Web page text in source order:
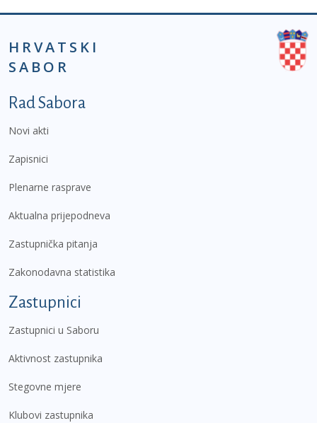
HRVATSKI
SABOR
Podnožje prvi izbornik
Rad Sabora
Novi akti
Zapisnici
Plenarne rasprave
Aktualna prijepodneva
Zastupnička pitanja
Zakonodavna statistika
Zastupnici
Zastupnici u Saboru
Aktivnost zastupnika
Stegovne mjere
Klubovi zastupnika